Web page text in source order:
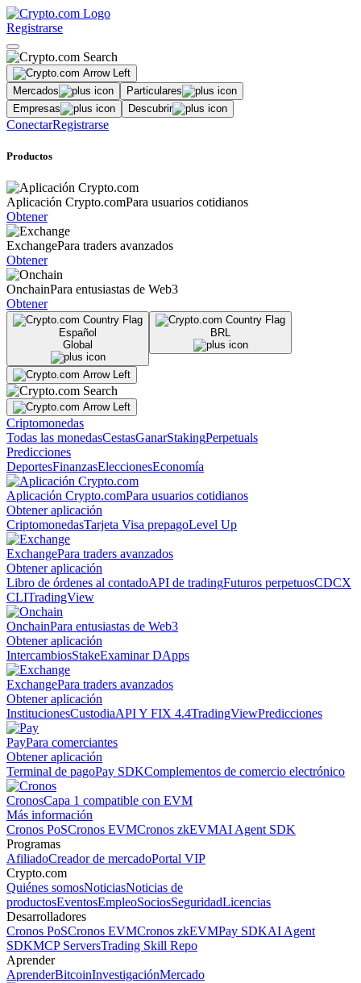
Registrarse
Mercados
Particulares
Empresas
Descubrir
ConectarRegistrarse
Productos
Aplicación Crypto.comPara usuarios cotidianos
Obtener
ExchangePara traders avanzados
Obtener
OnchainPara entusiastas de Web3
Obtener
Español
Global
BRL
Criptomonedas
Todas las monedasCestasGanarStakingPerpetuals
Predicciones
DeportesFinanzasEleccionesEconomía
Aplicación Crypto.comPara usuarios cotidianos
Obtener aplicación
CriptomonedasTarjeta Visa prepagoLevel Up
ExchangePara traders avanzados
Obtener aplicación
Libro de órdenes al contadoAPI de tradingFuturos perpetuosCDCX
CLITradingView
OnchainPara entusiastas de Web3
Obtener aplicación
IntercambiosStakeExaminar DApps
ExchangePara traders avanzados
Obtener aplicación
InstitucionesCustodiaAPI Y FIX 4.4TradingViewPredicciones
PayPara comerciantes
Obtener aplicación
Terminal de pagoPay SDKComplementos de comercio electrónico
CronosCapa 1 compatible con EVM
Más información
Cronos PoSCronos EVMCronos zkEVMAI Agent SDK
Programas
AfiliadoCreador de mercadoPortal VIP
Crypto.com
Quiénes somosNoticiasNoticias de
productosEventosEmpleoSociosSeguridadLicencias
Desarrolladores
Cronos PoSCronos EVMCronos zkEVMPay SDKAI Agent
SDKMCP ServersTrading Skill Repo
Aprender
AprenderBitcoinInvestigaciónMercado